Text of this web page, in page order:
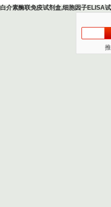
白介素酶联免疫试剂盒,细胞因子ELISA